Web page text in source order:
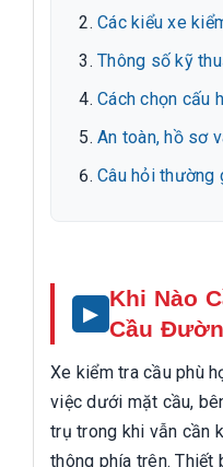
Các kiểu xe
Thông số kỹ
Cách chọn cấu
An toàn, hồ sơ
Câu hỏi thường
Khi Nào
Cầu
Xe kiểm tra cầu phù
việc dưới mặt cầu,
trụ trong khi vẫn cần
thông phía trên. Thiết